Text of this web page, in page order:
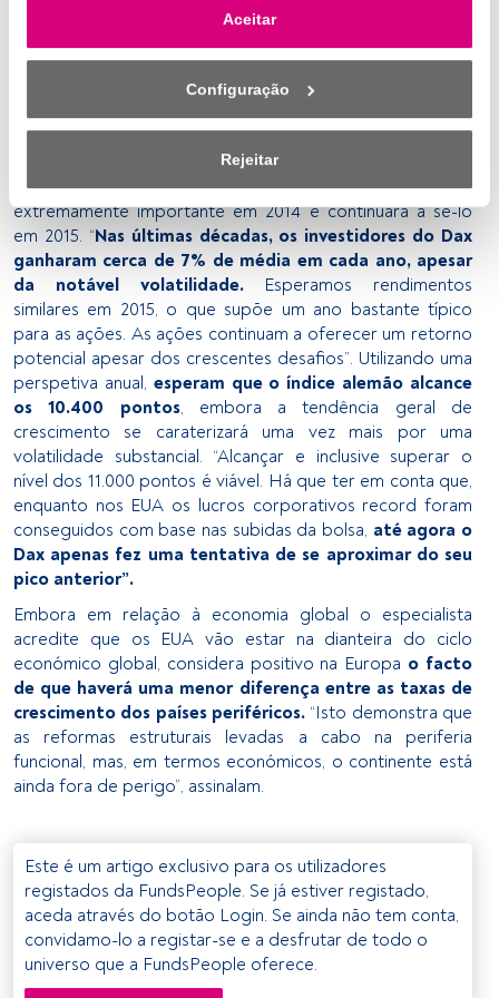
link «Preferências de privacidade» que aparece na parte
inferior da página web (ou no ícone flutuante que se
suas opções terão efeito dentro do nosso âmbito de
fornecer:
Utilizar dados de localização geográfica precisa. Analisar
ativamente as características do dispositivo para sua
identificação. Armazenar as informações num dispositivo
e/ou aceder às mesmas. Publicidade e conteúdo
personalizados, medição de publicidade e conteúdo,
pesquisa de audiência e desenvolvimento de serviços.
Lista de parceiros (fornecedores)
Aceitar
Configuração
Rejeitar
injetará estímulos na Europa através da compra de
obrigações. A flexibilização quantitativa guiou o aumento
preços das obrigações e do sector imobiliário. Isto
continuará a ser assim em 2015”.
Wöhrmann considera que as ações são um tipo de ativo
extremamente importante em 2014 e continuará a sê-lo
em 2015. “Nas últimas décadas, os investidores do Dax
ganharam cerca de 7% de média em cada ano, apesar
da notável volatilidade.Esperamos rendimentos
similares em 2015, o que supõe um ano bastante típico
para as ações. As ações continuam a oferecer um retorno
potencial apesar dos crescentes desafios”. Utilizando uma
perspetiva anual, esperam que o índice alemão alcance
os 10.400 pontos, embora a tendência geral de
crescimento se caraterizará uma vez mais por uma
volatilidade substancial. “Alcançar e inclusive superar o
nível dos 11.000 pontos é viável. Há que ter em conta que,
enquanto nos EUA os lucros corporativos record foram
conseguidos com base nas subidas da bolsa, até agora o
Dax apenas fez uma tentativa de se aproximar do seu
pico anterior”.
Embora em relação à economia global o especialista
acredite que os EUA vão estar na dianteira do ciclo
económico global, considera positivo na Europa o facto
de que haverá uma menor diferença entre as taxas de
crescimento dos países periféricos. “Isto demonstra que
as reformas estruturais levadas a cabo na periferia
funcional, mas, em termos económicos, o continente está
ainda fora de perigo”, assinalam.
Este é um artigo exclusivo para os utilizadores
registados da FundsPeople. Se já estiver registado,
aceda através do botão Login. Se ainda não tem conta,
convidamo-lo a registar-se e a desfrutar de todo o
universo que a FundsPeople oferece.